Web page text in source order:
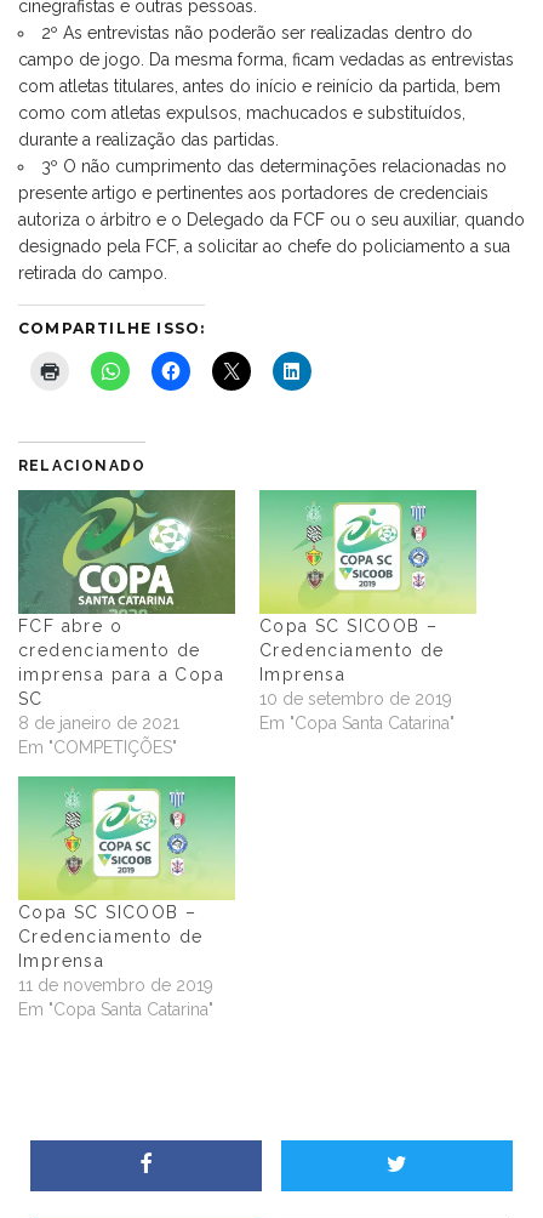
cinegrafistas e outras pessoas.
2º As entrevistas não poderão ser realizadas dentro do
campo de jogo. Da mesma forma, ficam vedadas as entrevistas
com atletas titulares, antes do início e reinício da partida, bem
como com atletas expulsos, machucados e substituídos,
durante a realização das partidas.
3º O não cumprimento das determinações relacionadas no
presente artigo e pertinentes aos portadores de credenciais
autoriza o árbitro e o Delegado da FCF ou o seu auxiliar, quando
designado pela FCF, a solicitar ao chefe do policiamento a sua
retirada do campo.
COMPARTILHE ISSO:
RELACIONADO
FCF abre o
credenciamento de
imprensa para a Copa
SC
8 de janeiro de 2021
Em "COMPETIÇÕES"
Copa SC SICOOB –
Credenciamento de
Imprensa
10 de setembro de 2019
Em "Copa Santa Catarina"
Copa SC SICOOB –
Credenciamento de
Imprensa
11 de novembro de 2019
Em "Copa Santa Catarina"